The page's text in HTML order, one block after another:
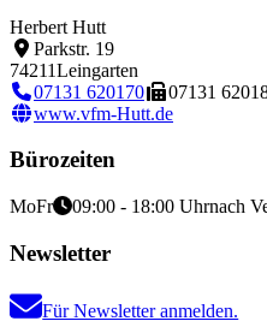
Herbert Hutt
Parkstr. 19
74211Leingarten
07131 620170
07131
www.vfm-Hutt.de
Bürozeiten
MoFr 09:00 - 18:00 Uhrnach
Newsletter
Für Newsletter anmelden.